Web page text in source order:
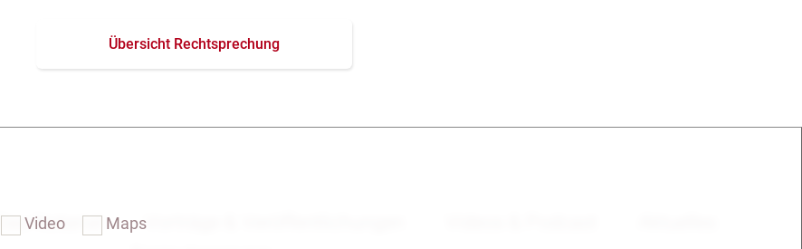
Übersicht Rechtsprechung
Das Notariat Vorträge & Veröffentlichungen
Video Maps